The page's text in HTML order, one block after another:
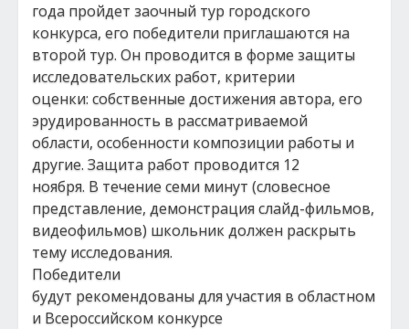
года пройдет заочный тур городского
конкурса, его победители приглашаются на
второй тур. Он проводится в форме защиты
исследовательских работ, критерии
оценки: собственные достижения автора, его
эрудированность в рассматриваемой
области, особенности композиции работы и
другие. Защита работ проводится 12
ноября. В течение семи минут (словесное
представление, демонстрация слайд-фильмов,
видеофильмов) школьник должен раскрыть
тему исследования.
Победители
будут рекомендованы для участия в областном
и Всероссийском конкурсе